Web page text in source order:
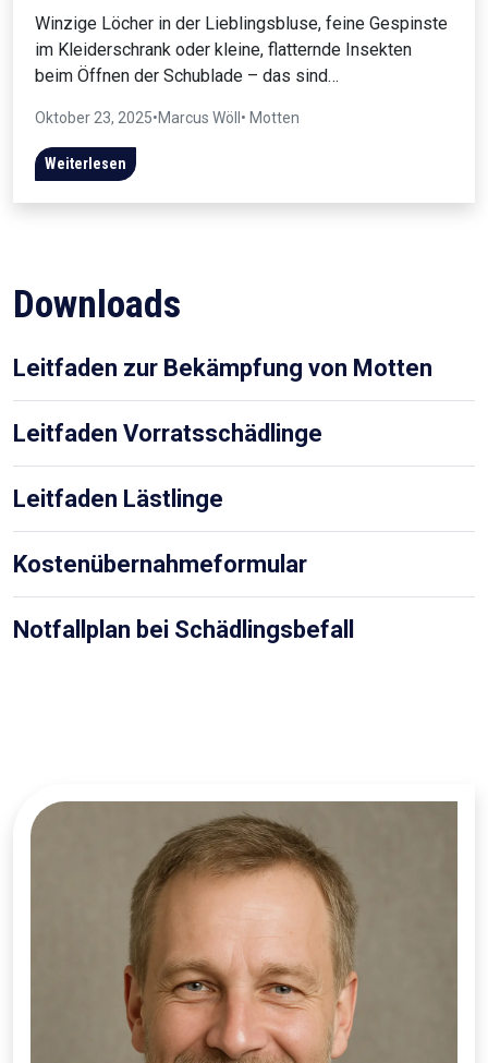
Winzige Löcher in der Lieblingsbluse, feine Gespinste
im Kleiderschrank oder kleine, flatternde Insekten
beim Öffnen der Schublade – das sind…
Oktober 23, 2025•Marcus Wöll • Motten
Weiterlesen
Downloads
Leitfaden zur Bekämpfung von Motten
Leitfaden Vorratsschädlinge
Leitfaden Lästlinge
Kostenübernahmeformular
Notfallplan bei Schädlingsbefall